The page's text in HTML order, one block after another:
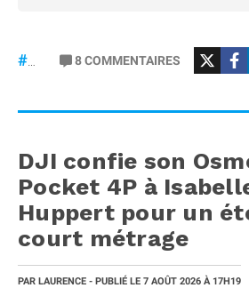
8COMMENTAIRES
DJI confie son
Pocket 4P à
Huppert pour un
court métrage
PAR LAURENCE - PUBLIÉ LE 7 AOÛT 2026 À 17H19